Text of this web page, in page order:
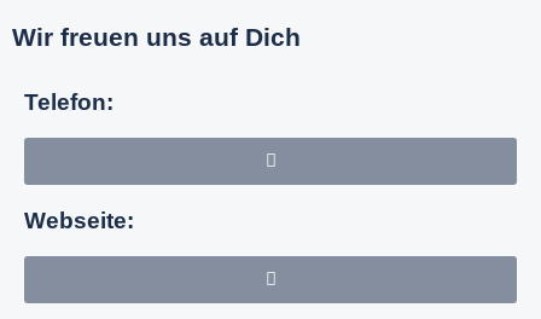
Wir freuen uns auf Dich
Telefon:
Webseite: